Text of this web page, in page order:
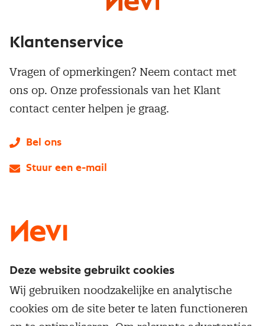
Service & contact
Populaire thema's
Klantenservice
Vragen of opmerkingen? Neem contact met
ons op. Onze professionals van het Klant
contact center helpen je graag.
Bel ons
Stuur een e-mail
Deze website gebruikt cookies
Wij gebruiken noodzakelijke en analytische
cookies om de site beter te laten functioneren